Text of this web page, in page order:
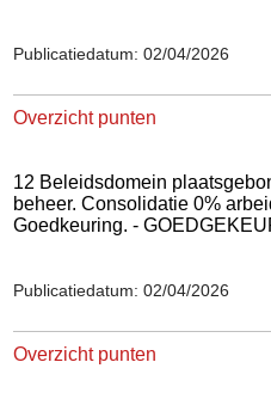
Publicatiedatum: 02/04/2026
Overzicht punten
12 Beleidsdomein
beheer. Consolidatie 0%
Goedkeuring. -
Publicatiedatum: 02/04/2026
Overzicht punten